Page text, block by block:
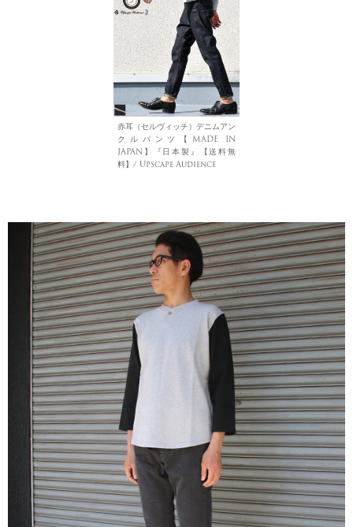
赤耳（セルヴィッチ）デニムアン
クルパンツ【MADE IN
JAPAN】『日本製』【送料無
料】/ Upscape Audience